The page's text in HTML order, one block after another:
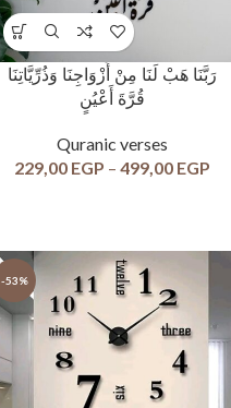
رَبَّنَا هَبْ لَنَا مِنْ أَزْوَاجِنَا وَذُرِّيَّاتِنَا
قُرَّةَ أَعْيُنٍ
Quranic verses
229,00 EGP – 499,00 EGP
-53%